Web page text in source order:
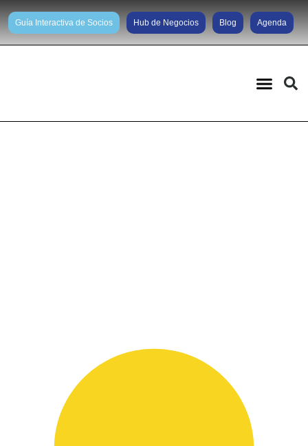
Guía Interactiva de Socios Hub de Negocios Blog Agenda